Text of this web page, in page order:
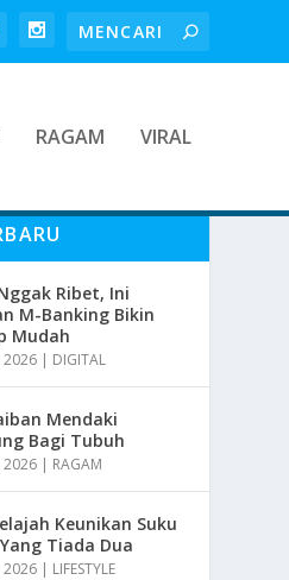
RAGAM VIRAL
Ribet, Ini
M-Banking Bikin
Mudah
2026 | DIGITAL
Mendaki
Bagi Tubuh
2026 | RAGAM
Keunikan Suku
Tiada Dua
2026 | LIFESTYLE